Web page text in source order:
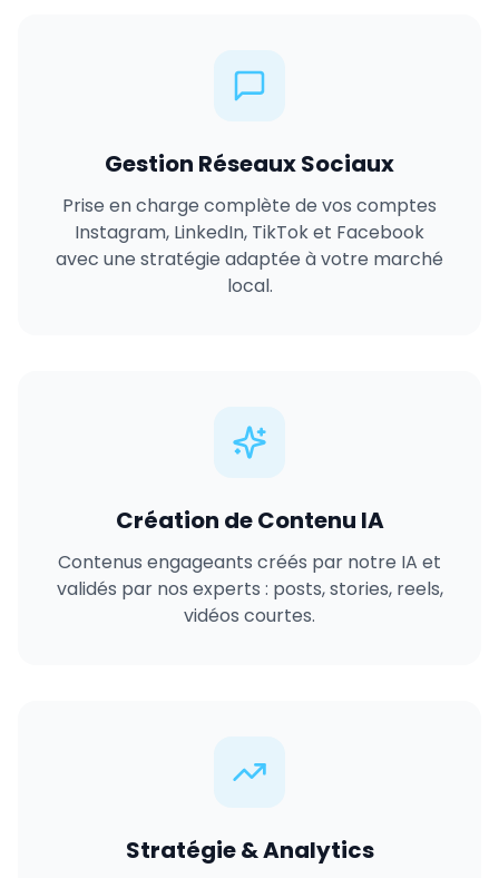
Gestion Réseaux Sociaux
Prise en charge complète de vos comptes
Instagram, LinkedIn, TikTok et Facebook
avec une stratégie adaptée à votre marché
local.
Création de Contenu IA
Contenus engageants créés par notre IA et
validés par nos experts : posts, stories, reels,
vidéos courtes.
Stratégie & Analytics